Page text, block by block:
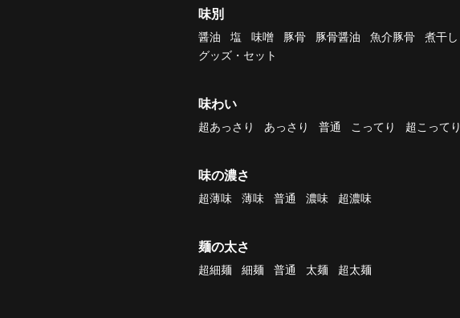
味別
醤油 塩 味噌 豚骨 豚骨醤油 魚介豚骨 煮干し
グッズ・セット
味わい
超あっさり あっさり 普通 こってり 超こってり
味の濃さ
超薄味 薄味 普通 濃味 超濃味
麺の太さ
超細麺 細麺 普通 太麺 超太麺